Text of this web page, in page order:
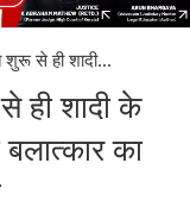
शुरू से ही शादी...
ही शादी के
का